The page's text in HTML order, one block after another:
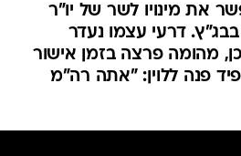
מהומה פרצה בזמן אישור
פנה ללוין: "אתה רה"מ